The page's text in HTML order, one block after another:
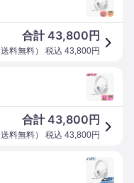
合計43,800 円
送料無料） 税込 43,800円
合計43,800 円
送料無料） 税込 43,800円